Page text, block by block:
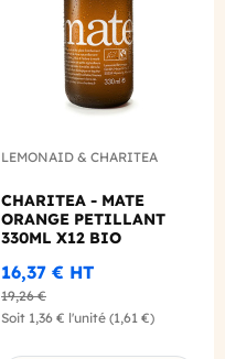
LEMONAID & CHARITEA
CHARITEA - MATE
ORANGE PETILLANT
330ML X12 BIO
16,37 € HT
19,26 €
Soit 1,36 € l'unité (1,61 €)